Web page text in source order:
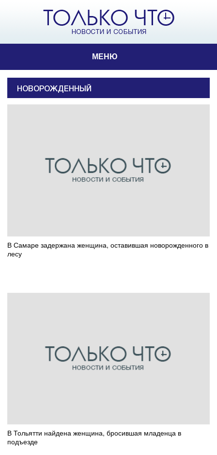
МЕНЮ
НОВОРОЖДЕННЫЙ
В Самаре задержана женщина, оставившая новорожденного в
лесу
В Тольятти найдена женщина, бросившая младенца в
подъезде